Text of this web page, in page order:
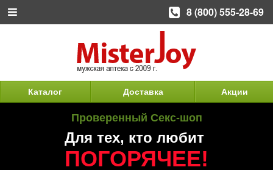
Каталог Доставка Акции
Проверенный Секс-шоп
Для тех, кто любит
ПОГОРЯЧЕЕ!
8 (800) 555-28-69